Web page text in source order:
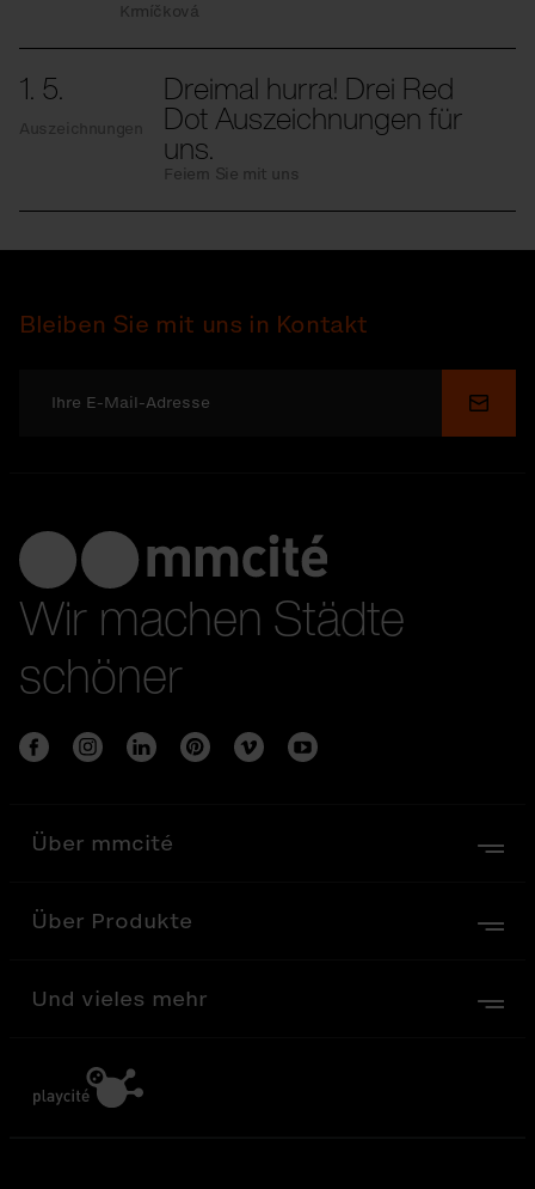
Krmíčková
1. 5.
Auszeichnungen
Dreimal hurra! Drei Red
Dot Auszeichnungen für
uns.
Feiern Sie mit uns
Bleiben Sie mit uns in Kontakt
Wir machen Städte
schöner
Über mmcité
Über Produkte
Und vieles mehr